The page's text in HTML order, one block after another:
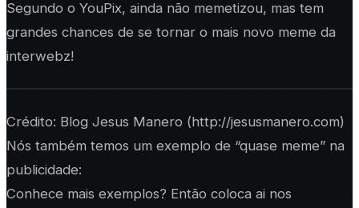
Segundo o YouPix, ainda não memetizou, mas tem
grandes chances de se tornar o mais novo meme da
interwebz!
Crédito: Blog Jesus Manero (http://jesusmanero.com)
Nós também temos um exemplo de “quase meme” na
publicidade:
Conhece mais exemplos? Então coloca ai nos